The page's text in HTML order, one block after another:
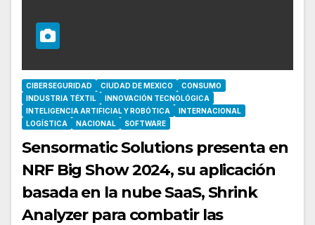
CIBERSEGURIDAD CIUDAD DE MEXICO
CONSUMO
INDUSTRIA TÉXTIL
INNOVACIÓN TECNOLÓGICA
INTELIGENCIA ARTIFICIAL Y ROBÓTICA
INTERNACIONAL
LOGÍSTICA
NACIONAL SOFTWARE
Sensormatic Solutions presenta en
NRF Big Show 2024, su aplicación
basada en la nube SaaS, Shrink
Analyzer para combatir las